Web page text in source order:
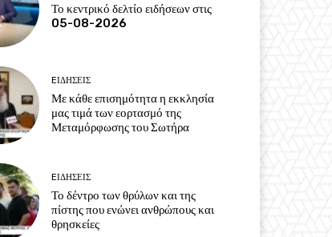
Το κεντρικό δελτίο ειδήσεων στις
05-08-2026
EΙΔΗΣΕΙΣ
Με κάθε επισημότητα η εκκλησία
μας τιμά των εορτασμό της
Μεταμόρφωσης του Σωτήρα
EΙΔΗΣΕΙΣ
Το δέντρο των θρύλων και της
πίστης που ενώνει ανθρώπους και
θρησκείες